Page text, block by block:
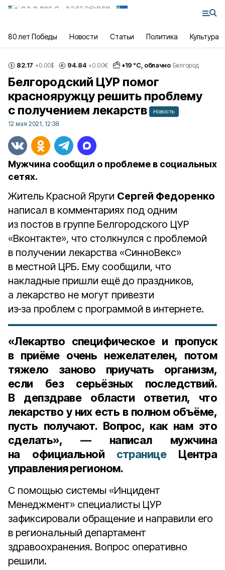
80 лет Победы Новости Статьи Политика Культура
82.17 +0.00$ 94.84 +0.00€ +19 °С, облачно Белгород
Белгородский ЦУР помог
краснояружцу решить проблему
с получением лекарств
Новость
12 мая 2021, 12:38
Мужчина сообщил о проблеме в социальных
сетях.
Житель Красной Яруги Сергей Федоренко
написал в комментариях под одним
из постов в группе Белгородского ЦУР
«Вконтакте», что столкнулся с проблемой
в получении лекарства «СинноВекс»
в местной ЦРБ. Ему сообщили, что
накладные пришли ещё до праздников,
а лекарство не могут привезти
из‑за проблем с программой в интернете.
«Лекартво специфическое и пропуск
в приёме очень нежелателен, потом
тяжело заново приучать организм,
если без серьёзных последствий.
В депздраве области ответил, что
лекарство у них есть в полном объёме,
пусть получают. Вопрос, как нам это
сделать», — написал мужчина
на официальной страницеЦентра
управления регионом.
С помощью системы «Инцидент
Менеджмент» специалисты ЦУР
зафиксировали обращение и направили его
в региональный департамент
здравоохранения. Вопрос оперативно
решили.